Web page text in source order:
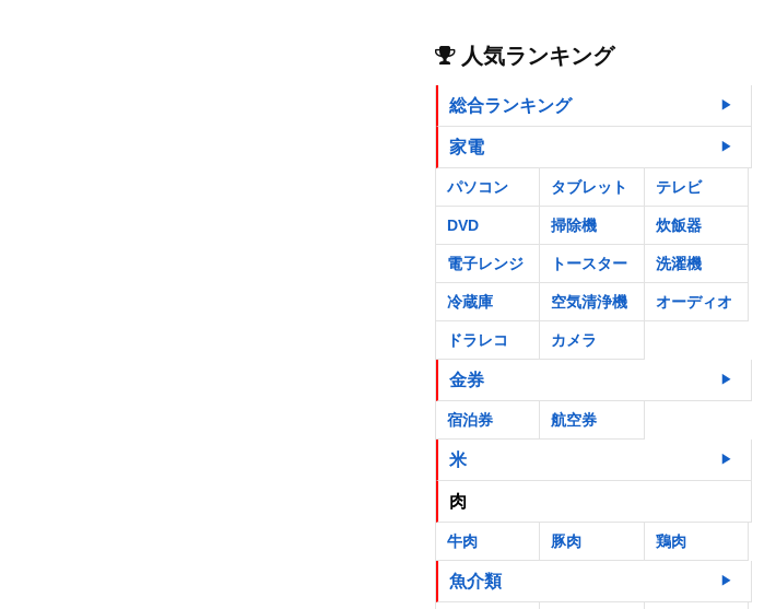
人気ランキング
総合ランキング
家電
パソコン タブレット テレビ
DVD 掃除機 炊飯器
電子レンジ トースター 洗濯機
冷蔵庫 空気清浄機 オーディオ
ドラレコ カメラ
金券
宿泊券 航空券
米
肉
牛肉 豚肉 鶏肉
魚介類